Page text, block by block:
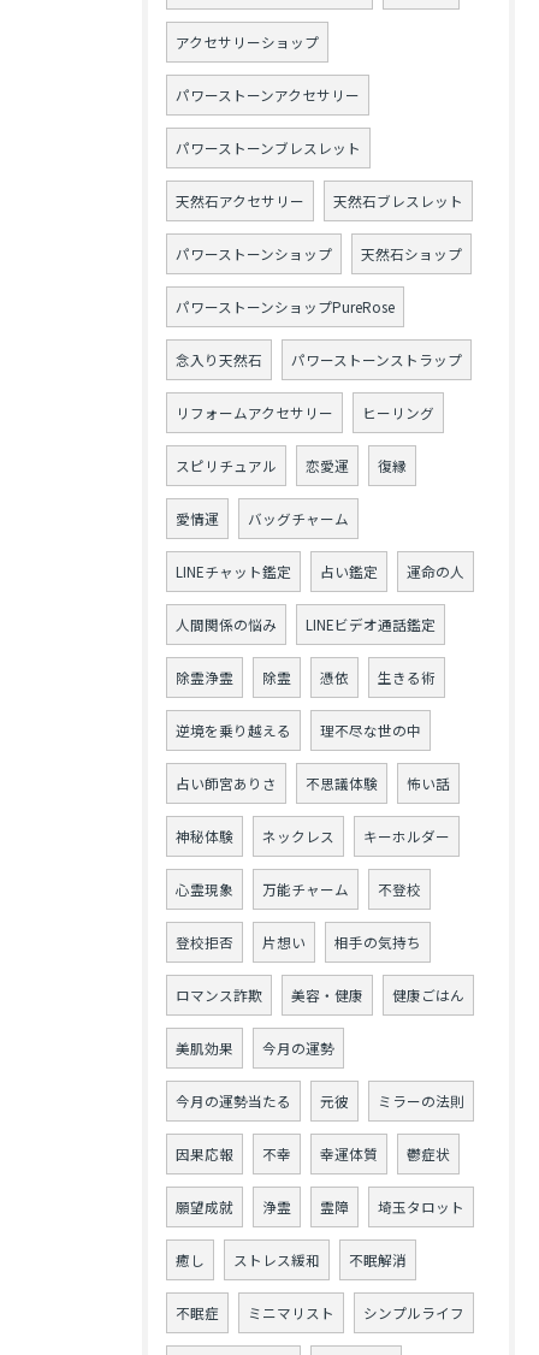
アクセサリーショップ
パワーストーンアクセサリー
パワーストーンブレスレット
天然石アクセサリー 天然石ブレスレット
パワーストーンショップ 天然石ショップ
パワーストーンショップPureRose
念入り天然石 パワーストーンストラップ
リフォームアクセサリー ヒーリング
スピリチュアル 恋愛運 復縁
愛情運 バッグチャーム
LINEチャット鑑定 占い鑑定 運命の人
人間関係の悩み LINEビデオ通話鑑定
除霊浄霊 除霊 憑依 生きる術
逆境を乗り越える 理不尽な世の中
占い師宮ありさ 不思議体験 怖い話
神秘体験 ネックレス キーホルダー
心霊現象 万能チャーム 不登校
登校拒否 片想い 相手の気持ち
ロマンス詐欺 美容・健康 健康ごはん
美肌効果 今月の運勢
今月の運勢当たる 元彼 ミラーの法則
因果応報 不幸 幸運体質 鬱症状
願望成就 浄霊 霊障 埼玉タロット
癒し ストレス緩和 不眠解消
不眠症 ミニマリスト シンプルライフ